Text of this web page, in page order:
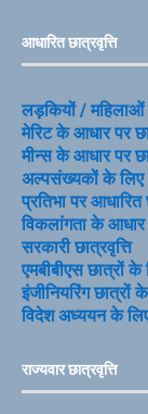
आधारित छात्रवृत्ति
लड़कियों / महिलाओं
मेरिट के आधार पर
मीन्स के आधार पर
अल्पसंख्यकों के लिए
प्रतिभा पर आधारित
विकलांगता के आधार
सरकारी छात्रवृत्ति
एमबीबीएस छात्रों के
इंजीनियरिंग छात्रों
विदेश अध्ययन के लिए
राज्यवार छात्रवृत्ति